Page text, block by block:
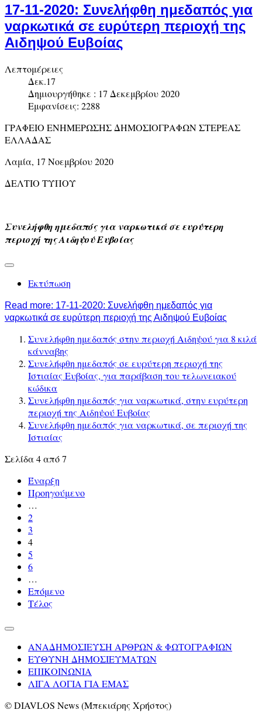
17-11-2020: Συνελήφθη ημεδαπός για
ναρκωτικά σε ευρύτερη περιοχή της
Αιδηψού Ευβοίας
Λεπτομέρειες
Δεκ.17
Δημιουργήθηκε : 17 Δεκεμβρίου 2020
Εμφανίσεις: 2288
ΓΡΑΦΕΙΟ ΕΝΗΜΕΡΩΣΗΣ ΔΗΜΟΣΙΟΓΡΑΦΩΝ ΣΤΕΡΕΑΣ
ΕΛΛΑΔΑΣ
Λαμία, 17 Νοεμβρίου 2020
ΔΕΛΤΙΟ ΤΥΠΟΥ
Συνελήφθη ημεδαπός για ναρκωτικά σε ευρύτερη
περιοχή της Αιδηψού Ευβοίας
Εκτύπωση
Read more: 17-11-2020: Συνελήφθη ημεδαπός για
ναρκωτικά σε ευρύτερη περιοχή της Αιδηψού Ευβοίας
Συνελήφθη ημεδαπός στην περιοχή Αιδηψού για 8 κιλά
κάνναβης
Συνελήφθη ημεδαπός σε ευρύτερη περιοχή της
Ιστιαίας Ευβοίας, για παράβαση του τελωνειακού
κώδικα
Συνελήφθη ημεδαπός για ναρκωτικά, στην ευρύτερη
περιοχή της Αιδηψού Ευβοίας
Συνελήφθη ημεδαπός για ναρκωτικά, σε περιοχή της
Ιστιαίας
Σελίδα 4 από 7
Έναρξη
Προηγούμενο
…
2
3
4
5
6
…
Επόμενο
Τέλος
ΑΝΑΔΗΜΟΣΙΕΥΣΗ ΑΡΘΡΩΝ & ΦΩΤΟΓΡΑΦΙΩΝ
ΕΥΘΥΝΗ ΔΗΜΟΣΙΕΥΜΑΤΩΝ
ΕΠΙΚΟΙΝΩΝΙΑ
ΛΙΓΑ ΛΟΓΙΑ ΓΙΑ ΕΜΑΣ
© DIAVLOS News (Μπεκιάρης Χρήστος)